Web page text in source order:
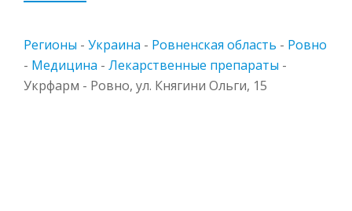
Регионы - Украина - Ровненская область - Ровно
- Медицина - Лекарственные препараты -
Укрфарм - Ровно, ул. Княгини Ольги, 15